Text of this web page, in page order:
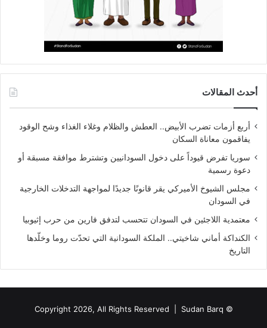
أحدث المقالات
أربع أزمات تضرب الأبيض.. العطش والظلام وغلاء الغذاء وشح الوقود
يفاقمون معاناة السكان
سوريا تفرض قيوداً على دخول السودانيين وتشترط موافقة مسبقة أو
دعوة رسمية
مجلس الشيوخ الأميركي يقر قانونًا جديدًا لمواجهة التدخلات الخارجية
في السودان
معتمدية اللاجئين في السودان تتحسب لتدفق فارين من حرب إثيوبيا
الكنداكة أماني شاخيتي.. الملكة السودانية التي تحدّت روما وخلّدها
التاريخ
© Copyright 2026, All Rights Reserved |
Sudan Barq